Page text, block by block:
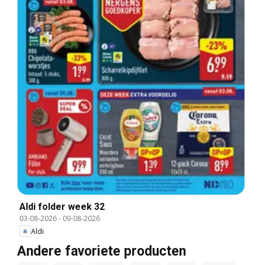
Aldi folder week 32
03-08-2026- 09-08-2026
Aldi
Andere favoriete producten